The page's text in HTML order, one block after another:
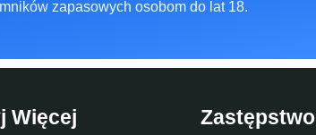
zapasowych osobom do lat 18.
Więcej Zastępstwo